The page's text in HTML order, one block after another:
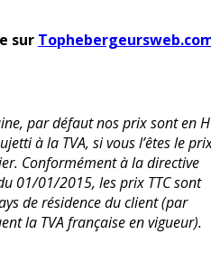
sur
par défaut nos prix sont en
à la TVA, si vous l’êtes le
Conformément à la directive
01/01/2015, les prix TTC sont
de résidence du client (par
la TVA française en vigueur).